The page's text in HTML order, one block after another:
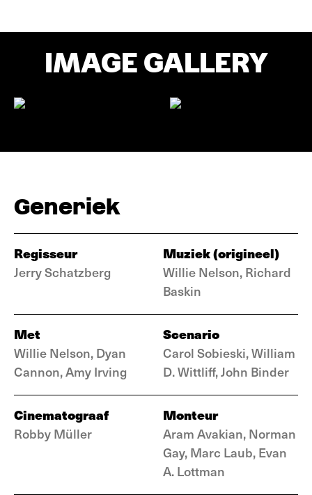
IMAGE GALLERY
Generiek
Regisseur
Jerry Schatzberg
Muziek (origineel)
Willie Nelson, Richard
Baskin
Met
Willie Nelson, Dyan
Cannon, Amy Irving
Scenario
Carol Sobieski, William
D. Wittliff, John Binder
Cinematograaf
Robby Müller
Monteur
Aram Avakian, Norman
Gay, Marc Laub, Evan
A. Lottman